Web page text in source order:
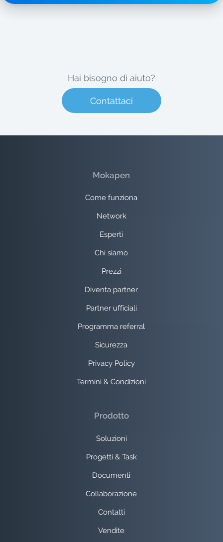
Hai bisogno di aiuto?
Contattaci
Mokapen
Come funziona
Network
Esperti
Chi siamo
Prezzi
Diventa partner
Partner ufficiali
Programma referral
Sicurezza
Privacy Policy
Termini & Condizioni
Prodotto
Soluzioni
Progetti & Task
Documenti
Collaborazione
Contatti
Vendite